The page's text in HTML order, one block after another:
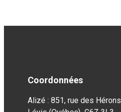
Coordonnées
Alizé : 851, rue des Hérons